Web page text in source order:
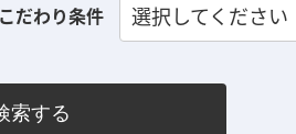
こだわり条件 選択してください
索する